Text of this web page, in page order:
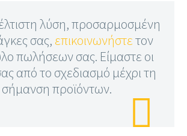
λύση, προσαρμοσμένη
σας, επικοινωνήστετον
πωλήσεων σας. Είμαστε οι
από το σχεδιασμό μέχρι τη
σήμανση προϊόντων.
